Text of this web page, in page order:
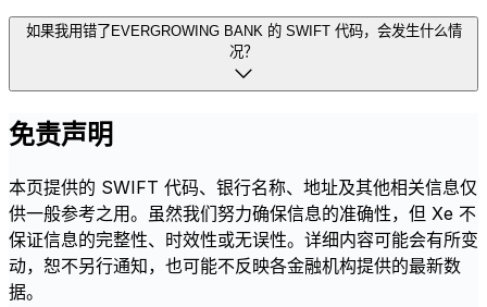
如果我用错了EVERGROWING BANK 的 SWIFT 代码，会发生什么情
况？
免责声明
本页提供的 SWIFT 代码、银行名称、地址及其他相关信息仅
供一般参考之用。虽然我们努力确保信息的准确性，但 Xe 不
保证信息的完整性、时效性或无误性。详细内容可能会有所变
动，恕不另行通知，也可能不反映各金融机构提供的最新数
据。